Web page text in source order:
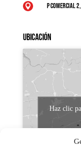
 P Comercial
Ubicación
Haz clic